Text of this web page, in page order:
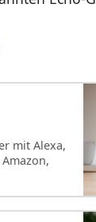
mit Alexa,